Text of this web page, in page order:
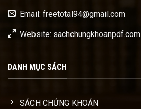
Email: freetotal94@gmail.com
Website: sachchungkhoanpdf.com
DANH MỤC SÁCH
SÁCH CHỨNG KHOÁN